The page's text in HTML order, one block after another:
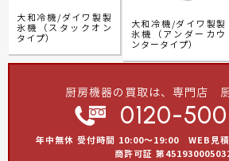
大和冷機/ダイワ製製
氷機（スタックオン
タイプ）
大和冷機/ダイワ製製
氷機（アンダーカウ
ンタータイプ）
厨房機器の買取は、専門店
0120-
年中無休 受付時間 10:00～19:00 WEB見
商許可証 第